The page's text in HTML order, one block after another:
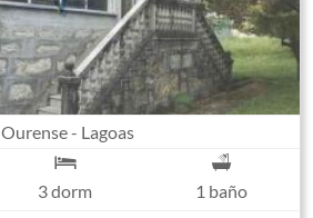
Ourense - Lagoas
3 dorm 1 baño